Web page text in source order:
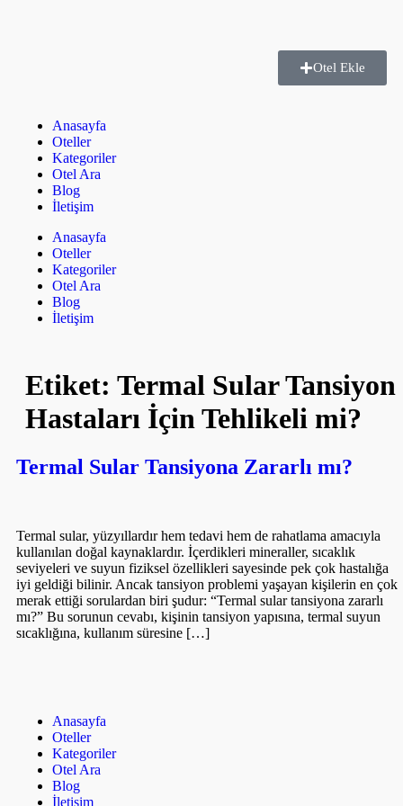
Otel Ekle
Anasayfa
Oteller
Kategoriler
Otel Ara
Blog
İletişim
Anasayfa
Oteller
Kategoriler
Otel Ara
Blog
İletişim
Etiket: Termal Sular Tansiyon
Hastaları İçin Tehlikeli mi?
Termal Sular Tansiyona Zararlı mı?
Termal sular, yüzyıllardır hem tedavi hem de rahatlama amacıyla
kullanılan doğal kaynaklardır. İçerdikleri mineraller, sıcaklık
seviyeleri ve suyun fiziksel özellikleri sayesinde pek çok hastalığa
iyi geldiği bilinir. Ancak tansiyon problemi yaşayan kişilerin en çok
merak ettiği sorulardan biri şudur: “Termal sular tansiyona zararlı
mı?” Bu sorunun cevabı, kişinin tansiyon yapısına, termal suyun
sıcaklığına, kullanım süresine […]
Anasayfa
Oteller
Kategoriler
Otel Ara
Blog
İletişim